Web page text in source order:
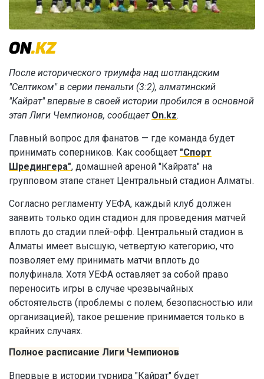
После исторического триумфа над шотландским
"Селтиком" в серии пенальти (3:2), алматинский
"Кайрат" впервые в своей истории пробился в основной
этап Лиги Чемпионов, сообщает On.kz.
Главный вопрос для фанатов — где команда будет
принимать соперников. Как сообщает "Спорт
Шредингера", домашней ареной "Кайрата" на
групповом этапе станет Центральный стадион Алматы.
Согласно регламенту УЕФА, каждый клуб должен
заявить только один стадион для проведения матчей
вплоть до стадии плей-офф. Центральный стадион в
Алматы имеет высшую, четвертую категорию, что
позволяет ему принимать матчи вплоть до
полуфинала. Хотя УЕФА оставляет за собой право
переносить игры в случае чрезвычайных
обстоятельств (проблемы с полем, безопасностью или
организацией), такое решение принимается только в
крайних случаях.
Полное расписание Лиги Чемпионов
Впервые в истории турнира "Кайрат" будет